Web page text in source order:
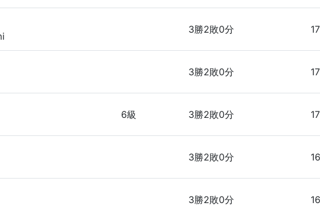
3勝2敗0分
3勝2敗0分
6級 3勝2敗0分
3勝2敗0分
3勝2敗0分